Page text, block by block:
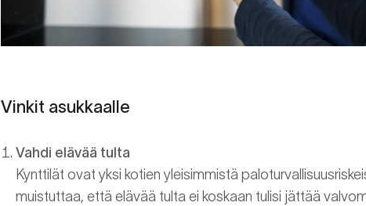
Vinkit asukkaalle
Vahdi elävää tulta
Kynttilät ovat yksi kotien yleisimmistä
muistuttaa, että elävää tulta ei koskaan tulisi jättää